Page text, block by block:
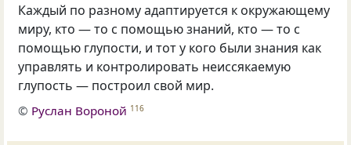
Каждый по разному адаптируется к окружающему
миру, кто — то с помощью знаний, кто — то с
помощью глупости, и тот у кого были знания как
управлять и контролировать неиссякаемую
глупость — построил свой мир.
© Руслан Вороной 116